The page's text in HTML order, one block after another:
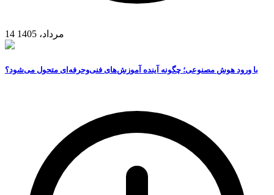
14 مرداد، 1405
با ورود هوش مصنوعی؛ چگونه آینده آموزش‌های فنی‌وحرفه‌ای متحول می‌شود؟